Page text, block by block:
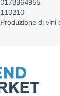
0173364955
110210
Produzione di vini